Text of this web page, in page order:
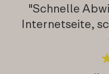
"Schnelle
Internetseite,